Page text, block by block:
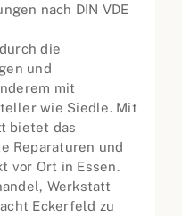
nach DIN VDE
die
und
mit
wie Siedle. Mit
bietet das
Reparaturen und
vor Ort in Essen.
Werkstatt
Eckerfeld zu